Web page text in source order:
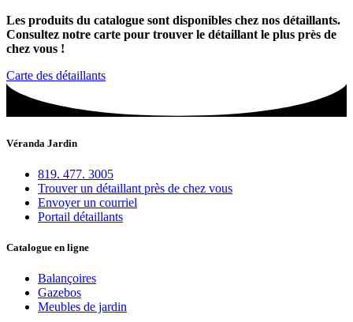
Les produits du catalogue sont disponibles chez nos détaillants.
Consultez notre carte pour trouver le détaillant le plus près de
chez vous !
Carte des détaillants
Véranda Jardin
819. 477. 3005
Trouver un détaillant près de chez vous
Envoyer un courriel
Portail détaillants
Catalogue en ligne
Balançoires
Gazebos
Meubles de jardin